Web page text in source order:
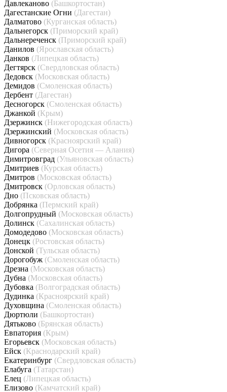
Давлеканово (Башкортостан)
Дагестанские Огни (Дагестан)
Далматово (Курганская область)
Дальнегорск (Приморский край)
Дальнереченск (Приморский край)
Данилов (Ярославская область)
Данков (Липецкая область)
Дегтярск (Свердловская область)
Дедовск (Московская область)
Демидов (Смоленская область)
Дербент (Дагестан)
Десногорск (Смоленская область)
Джанкой (Крым)
Дзержинск (Нижегородская область)
Дзержинский (Московская область)
Дивногорск (Красноярский край)
Дигора (Северная Осетия — Алания)
Димитровград (Ульяновская область)
Дмитриев (Курская область)
Дмитров (Московская область)
Дмитровск (Орловская область)
Дно (Псковская область)
Добрянка (Пермский край)
Долгопрудный (Московская область)
Долинск (Сахалинская область)
Домодедово (Московская область)
Донецк (Ростовская область)
Донской (Тульская область)
Дорогобуж (Смоленская область)
Дрезна (Московская область)
Дубна (Московская область)
Дубовка (Волгоградская область)
Дудинка (Красноярский край)
Духовщина (Смоленская область)
Дюртюли (Башкортостан)
Дятьково (Брянская область)
Евпатория (Крым)
Егорьевск (Московская область)
Ейск (Краснодарский край)
Екатеринбург (Свердловская область)
Елабуга (Татарстан)
Елец (Липецкая область)
Елизово (Камчатский край)